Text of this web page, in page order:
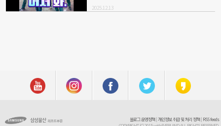
2025.12.13
블로그 운영정책|개인정보 취급 및 처리 정책| RSS feeds